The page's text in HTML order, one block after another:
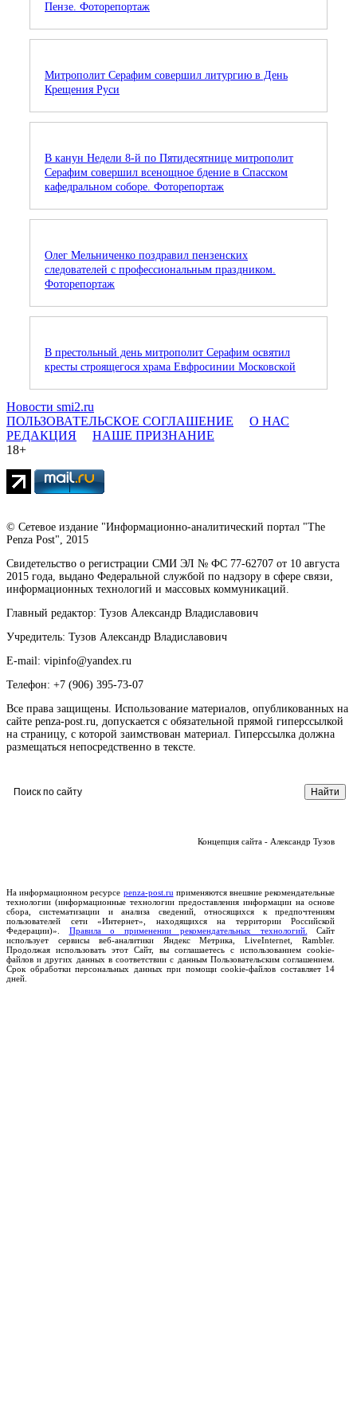
Пензе. Фоторепортаж
Митрополит Серафим совершил литургию в День
Крещения Руси
В канун Недели 8-й по Пятидесятнице митрополит
Серафим совершил всенощное бдение в Спасском
кафедральном соборе. Фоторепортаж
Олег Мельниченко поздравил пензенских
следователей с профессиональным праздником.
Фоторепортаж
В престольный день митрополит Серафим освятил
кресты строящегося храма Евфросинии Московской
Новости smi2.ru
ПОЛЬЗОВАТЕЛЬСКОЕ СОГЛАШЕНИЕ
О НАС
РЕДАКЦИЯ
НАШЕ ПРИЗНАНИЕ
18+
© Сетевое издание "Информационно-аналитический портал "The
Penza Post", 2015
Свидетельство о регистрации СМИ ЭЛ № ФС 77-62707 от 10 августа
2015 года, выдано Федеральной службой по надзору в сфере связи,
информационных технологий и массовых коммуникаций.
Главный редактор: Тузов Александр Владиславович
Учредитель: Тузов Александр Владиславович
E-mail: vipinfo@yandex.ru
Телефон: +7 (906) 395-73-07
Все права защищены. Использование материалов, опубликованных на
сайте penza-post.ru, допускается с обязательной прямой гиперссылкой
на страницу, с которой заимствован материал. Гиперссылка должна
размещаться непосредственно в тексте.
Концепция сайта - Александр Тузов
На информационном ресурсе penza-post.ru применяются внешние рекомендательные
технологии (информационные технологии предоставления информации на основе
сбора, систематизации и анализа сведений, относящихся к предпочтениям
пользователей сети «Интернет», находящихся на территории Российской
Федерации)». Правила о применении рекомендательных технологий.
Сайт
использует сервисы веб-аналитики Яндекс Метрика, LiveInternet, Rambler.
Продолжая использовать этот Сайт, вы соглашаетесь с использованием cookie-
файлов и других данных в соответствии с данным Пользовательским соглашением.
Срок обработки персональных данных при помощи cookie-файлов составляет 14
дней.